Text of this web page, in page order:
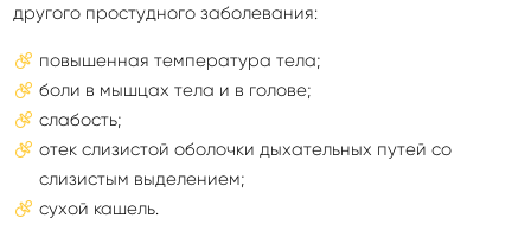
другого простудного заболевания:
повышенная температура тела;
боли в мышцах тела и в голове;
слабость;
отек слизистой оболочки дыхательных путей со
слизистым выделением;
сухой кашель.